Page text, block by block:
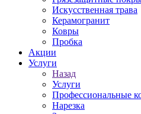
Искусственная трава
Керамогранит
Ковры
Пробка
Акции
Услуги
Назад
Услуги
Профессиональные
Нарезка